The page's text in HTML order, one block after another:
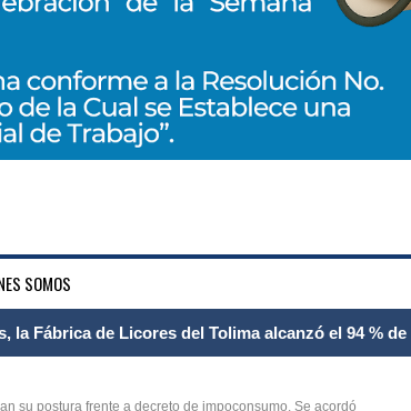
SOMOS
fortalece su conectividad con una nueva
su postura frente a decreto de impoconsumo. Se acordó